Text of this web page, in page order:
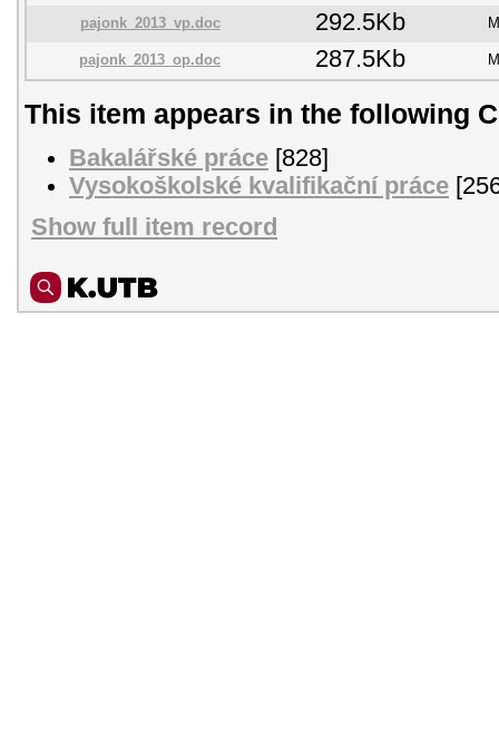
pajonk_2013_vp.doc 292.5Kb
pajonk_2013_op.doc 287.5Kb
This item appears in the following
Bakalářské práce [828]
Vysokoškolské kvalifikační práce
Show full item record